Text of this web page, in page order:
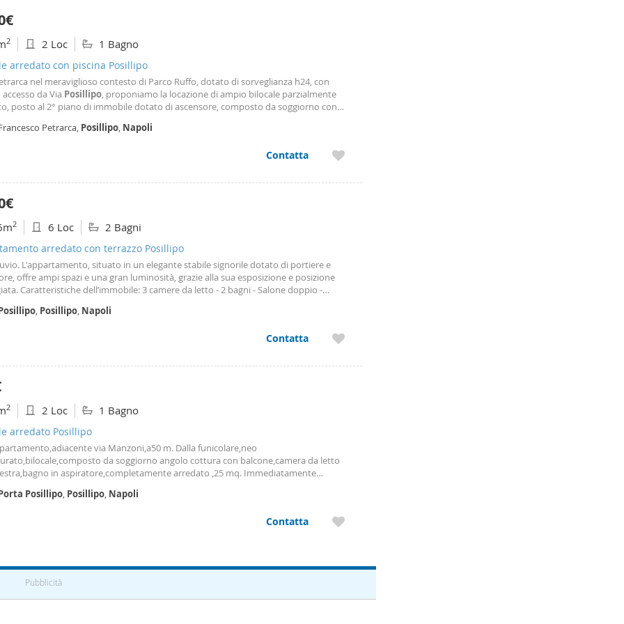
2 2 Loc 1 Bagno
arredato con piscina Posillipo
nel meraviglioso contesto di Parco Ruffo, dotato di sorveglianza h24, con
da Via Posillipo, proponiamo la locazione di ampio bilocale parzialmente
posto al 2° piano di immobile dotato di ascensore, composto da soggiorno con
sul parco, bagno con doccia, armadio
Petrarca, Posillipo, Napoli
Contatta
2 6 Loc 2 Bagni
arredato con terrazzo Posillipo
L'appartamento, situato in un elegante stabile signorile dotato di portiere e
offre ampi spazi e una gran luminosità, grazie alla sua esposizione e posizione
Caratteristiche dell’immobile: 3 camere da letto - 2 bagni - Salone doppio -
soluzione unica rappresenta la
, Posillipo, Napoli
Contatta
2 2 Loc 1 Bagno
arredato Posillipo
via Manzoni,a50 m. Dalla funicolare,neo
da soggiorno angolo cottura con balcone,camera da letto
in aspiratore,completamente arredato ,25 mq. Immediatamente
Posillipo, Posillipo, Napoli
Contatta
Pubblicità